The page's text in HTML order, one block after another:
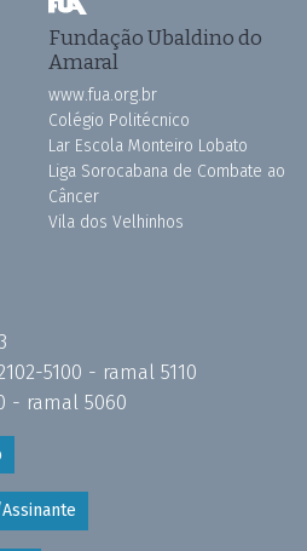
Fundação Ubaldino do
Amaral
www.fua.org.br
Colégio Politécnico
Lar Escola Monteiro Lobato
Liga Sorocabana de Combate ao
Câncer
Vila dos Velhinhos
5100 - ramal 5110
- ramal 5060